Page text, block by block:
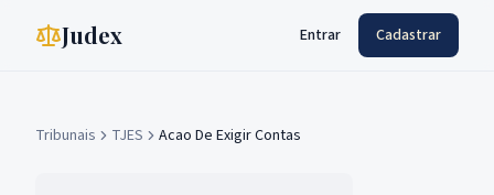
Judex Entrar Cadastrar
Tribunais TJES Acao De Exigir Contas